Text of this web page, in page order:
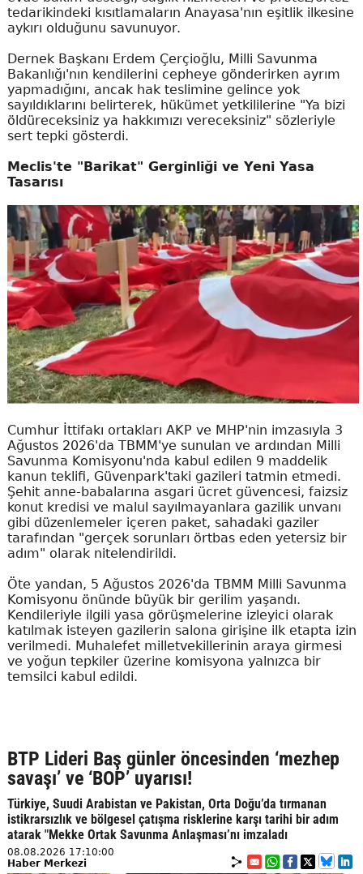
tedarikindeki kısıtlamaların Anayasa'nın eşitlik ilkesine
aykırı olduğunu savunuyor.
Dernek Başkanı Erdem Çerçioğlu, Milli Savunma
Bakanlığı'nın kendilerini cepheye gönderirken ayrım
yapmadığını, ancak hak teslimine gelince yok
sayıldıklarını belirterek, hükümet yetkililerine "Ya bizi
öldüreceksiniz ya hakkımızı vereceksiniz" sözleriyle
sert tepki gösterdi.
Meclis'te "Barikat" Gerginliği ve Yeni Yasa
Tasarısı
Cumhur İttifakı ortakları AKP ve MHP'nin imzasıyla 3
Ağustos 2026'da TBMM'ye sunulan ve ardından Milli
Savunma Komisyonu'nda kabul edilen 9 maddelik
kanun teklifi, Güvenpark'taki gazileri tatmin etmedi.
Şehit anne-babalarına asgari ücret güvencesi, faizsiz
konut kredisi ve malul sayılmayanlara gazilik unvanı
gibi düzenlemeler içeren paket, sahadaki gaziler
tarafından "gerçek sorunları örtbas eden yetersiz bir
adım" olarak nitelendirildi.
Öte yandan, 5 Ağustos 2026'da TBMM Milli Savunma
Komisyonu önünde büyük bir gerilim yaşandı.
Kendileriyle ilgili yasa görüşmelerine izleyici olarak
katılmak isteyen gazilerin salona girişine ilk etapta izin
verilmedi. Muhalefet milletvekillerinin araya girmesi
ve yoğun tepkiler üzerine komisyona yalnızca bir
temsilci kabul edildi.
BTP Lideri Baş günler öncesinden ‘mezhep
savaşı’ ve ‘BOP’ uyarısı!
Türkiye, Suudi Arabistan ve Pakistan, Orta Doğu’da tırmanan
istikrarsızlık ve bölgesel çatışma risklerine karşı tarihi bir adım
atarak "Mekke Ortak Savunma Anlaşması’nı imzaladı
08.08.2026 17:10:00
Haber Merkezi